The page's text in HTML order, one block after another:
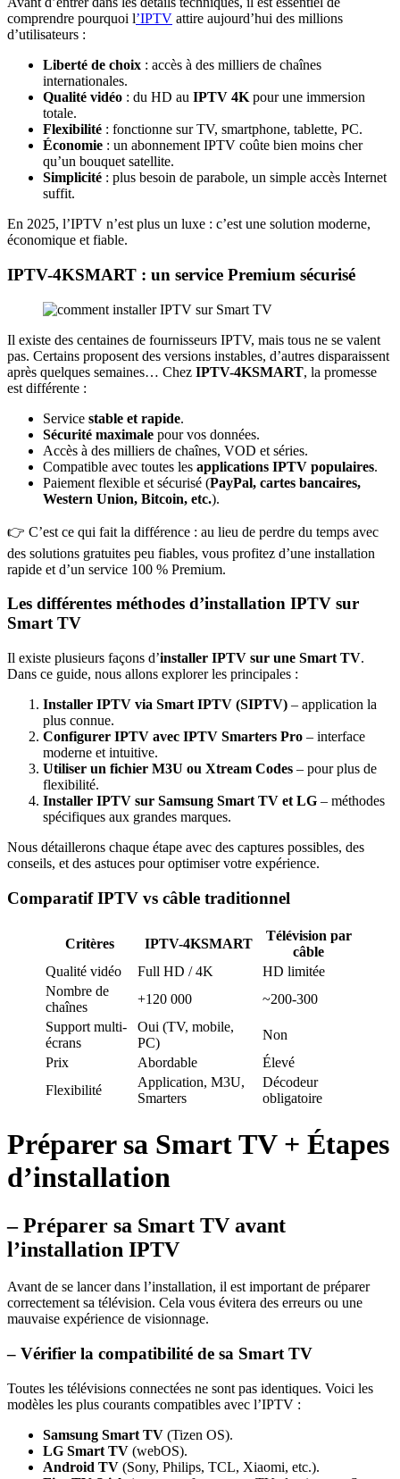
comprendre pourquoi l’IPTV attire aujourd’hui des millions
d’utilisateurs :
Liberté de choix : accès à des milliers de chaînes
internationales.
Qualité vidéo : du HD au IPTV 4K pour une immersion
totale.
Flexibilité : fonctionne sur TV, smartphone, tablette, PC.
Économie : un abonnement IPTV coûte bien moins cher
qu’un bouquet satellite.
Simplicité : plus besoin de parabole, un simple accès Internet
suffit.
En 2025, l’IPTV n’est plus un luxe : c’est une solution moderne,
économique et fiable.
IPTV-4KSMART : un service Premium sécurisé
Il existe des centaines de fournisseurs IPTV, mais tous ne se valent
pas. Certains proposent des versions instables, d’autres disparaissent
après quelques semaines… Chez IPTV-4KSMART, la promesse
est différente :
Service stable et rapide.
Sécurité maximale pour vos données.
Accès à des milliers de chaînes, VOD et séries.
Compatible avec toutes les applications IPTV populaires.
Paiement flexible et sécurisé (PayPal, cartes bancaires,
Western Union, Bitcoin, etc.).
👉 C’est ce qui fait la différence : au lieu de perdre du temps avec
des solutions gratuites peu fiables, vous profitez d’une installation
rapide et d’un service 100 % Premium.
Les différentes méthodes d’installation IPTV sur
Smart TV
Il existe plusieurs façons d’installer IPTV sur une Smart TV.
Dans ce guide, nous allons explorer les principales :
Installer IPTV via Smart IPTV (SIPTV) – application la
plus connue.
Configurer IPTV avec IPTV Smarters Pro – interface
moderne et intuitive.
Utiliser un fichier M3U ou Xtream Codes – pour plus de
flexibilité.
Installer IPTV sur Samsung Smart TV et LG – méthodes
spécifiques aux grandes marques.
Nous détaillerons chaque étape avec des captures possibles, des
conseils, et des astuces pour optimiser votre expérience.
Comparatif IPTV vs câble traditionnel
Critères IPTV-4KSMART
Télévision par
câble
Qualité vidéo
Full HD / 4K
HD limitée
Nombre de
chaînes
+120 000
~200-300
Support multi-
écrans
Oui (TV, mobile,
PC)
Non
Prix
Abordable
Élevé
Flexibilité
Application, M3U,
Smarters
Décodeur
obligatoire
Préparer sa Smart TV + Étapes
d’installation
– Préparer sa Smart TV avant
l’installation IPTV
Avant de se lancer dans l’installation, il est important de préparer
correctement sa télévision. Cela vous évitera des erreurs ou une
mauvaise expérience de visionnage.
– Vérifier la compatibilité de sa Smart TV
Toutes les télévisions connectées ne sont pas identiques. Voici les
modèles les plus courants compatibles avec l’IPTV :
Samsung Smart TV (Tizen OS).
LG Smart TV (webOS).
Android TV (Sony, Philips, TCL, Xiaomi, etc.).